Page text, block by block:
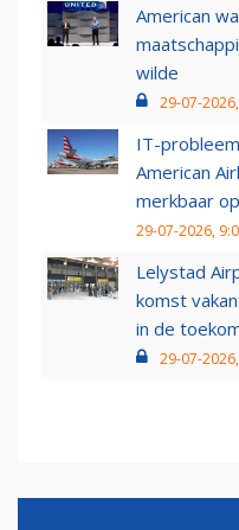
American
wilde
29-07-
IT-
American
merkbaar
29-07-2026,
Lelystad
komst
in de
29-07-